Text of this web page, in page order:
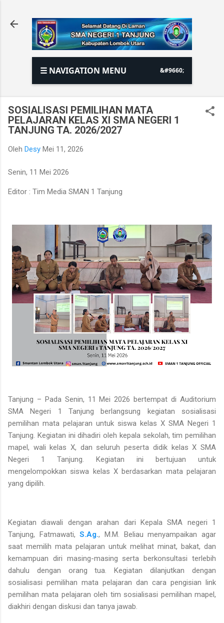
☰ NAVIGATION MENU
SOSIALISASI PEMILIHAN MATA
PELAJARAN KELAS XI SMA NEGERI 1
TANJUNG TA. 2026/2027
Oleh Desy Mei 11, 2026
Senin, 11 Mei 2026
Editor : Tim Media SMAN 1 Tanjung
Tanjung – Pada Senin, 11 Mei 2026 bertempat di Auditorium
SMA Negeri 1 Tanjung berlangsung kegiatan sosialisasi
pemilihan mata pelajaran untuk siswa kelas X SMA Negeri 1
Tanjung. Kegiatan ini dihadiri oleh kepala sekolah, tim pemilihan
mapel, wali kelas X, dan seluruh peserta didik kelas X SMA
Negeri 1 Tanjung. Kegiatan ini bertujuan untuk
mengelompokkan siswa kelas X berdasarkan mata pelajaran
yang dipilih.
Kegiatan diawali dengan arahan dari Kepala SMA negeri 1
Tanjung, Fatmawati,S.Ag., M.M. Beliau menyampaikan agar
saat memilih mata pelajaran untuk melihat minat, bakat, dan
kemampuan diri masing-masing serta berkonsultasi terlebih
dahulu dengan orang tua. Kegiatan dilanjutkan dengan
sosialisasi pemilihan mata pelajaran dan cara pengisian link
pemilihan mata pelajaran oleh tim sosialisasi pemilihan mapel,
diakhiri dengan diskusi dan tanya jawab.